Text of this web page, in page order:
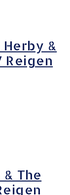
&
Reigen
The